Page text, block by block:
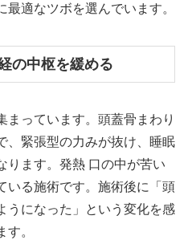
適なツボを選んでいます。
の中枢を緩める
まっています。頭蓋骨まわり
、緊張型の力みが抜け、睡眠
ります。発熱 口の中が苦い
いる施術です。施術後に「頭
うになった」という変化を感
。